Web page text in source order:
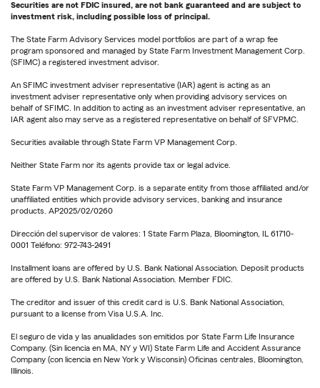
Securities are not FDIC insured, are not bank guaranteed and are subject to
investment risk, including possible loss of principal.
The State Farm Advisory Services model portfolios are part of a wrap fee
program sponsored and managed by State Farm Investment Management Corp.
(SFIMC) a registered investment advisor.
An SFIMC investment adviser representative (IAR) agent is acting as an
investment adviser representative only when providing advisory services on
behalf of SFIMC. In addition to acting as an investment adviser representative, an
IAR agent also may serve as a registered representative on behalf of SFVPMC.
Securities available through State Farm VP Management Corp.
Neither State Farm nor its agents provide tax or legal advice.
State Farm VP Management Corp. is a separate entity from those affiliated and/or
unaffiliated entities which provide advisory services, banking and insurance
products. AP2025/02/0260
Dirección del supervisor de valores: 1 State Farm Plaza, Bloomington, IL 61710-
0001 Teléfono: 972-743-2491
Installment loans are offered by U.S. Bank National Association. Deposit products
are offered by U.S. Bank National Association. Member FDIC.
The creditor and issuer of this credit card is U.S. Bank National Association,
pursuant to a license from Visa U.S.A. Inc.
El seguro de vida y las anualidades son emitidos por State Farm Life Insurance
Company. (Sin licencia en MA, NY y WI) State Farm Life and Accident Assurance
Company (con licencia en New York y Wisconsin) Oficinas centrales, Bloomington,
Illinois.